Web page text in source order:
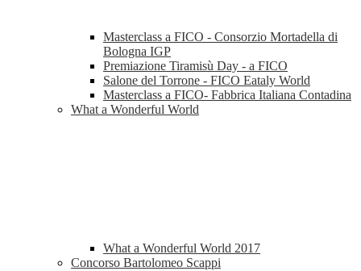
Masterclass a FICO - Consorzio Mortadella di
Bologna IGP
Premiazione Tiramisù Day - a FICO
Salone del Torrone - FICO Eataly World
Masterclass a FICO- Fabbrica Italiana Contadina
What a Wonderful World
What a Wonderful World 2017
Concorso Bartolomeo Scappi